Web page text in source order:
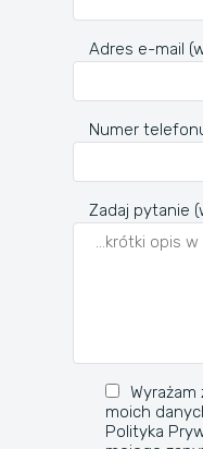
Adres e-mail
Numer
Zadaj pytanie
moich
Polityka